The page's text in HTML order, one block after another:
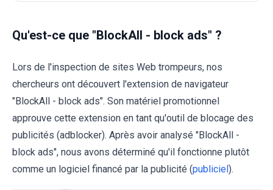
Qu'est-ce que "BlockAll - block ads" ?
Lors de l'inspection de sites Web trompeurs, nos
chercheurs ont découvert l'extension de navigateur
"BlockAll - block ads". Son matériel promotionnel
approuve cette extension en tant qu'outil de blocage des
publicités (adblocker). Après avoir analysé "BlockAll -
block ads", nous avons déterminé qu'il fonctionne plutôt
comme un logiciel financé par la publicité (publiciel).